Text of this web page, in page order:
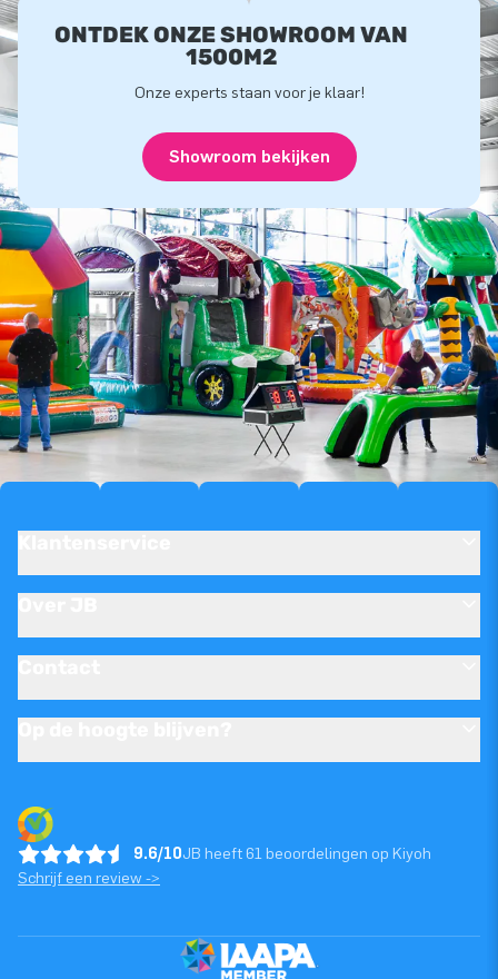
ONTDEK ONZE SHOWROOM VAN
1500M2
Onze experts staan voor je klaar!
Showroom bekijken
9.6/10JB heeft 61 beoordelingen op Kiyoh
Schrijf een review ->